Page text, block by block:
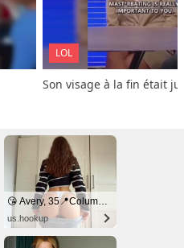
LOL
Son visage à la fin était